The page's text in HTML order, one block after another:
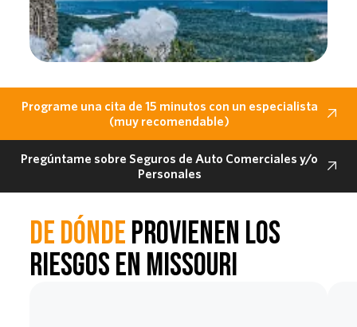
Programe una cita de 15 minutos con un especialista
(muy recomendable)
Pregúntame sobre Seguros de Auto Comerciales y/o
Personales
De dóndeprovienen los
riesgos en Missouri